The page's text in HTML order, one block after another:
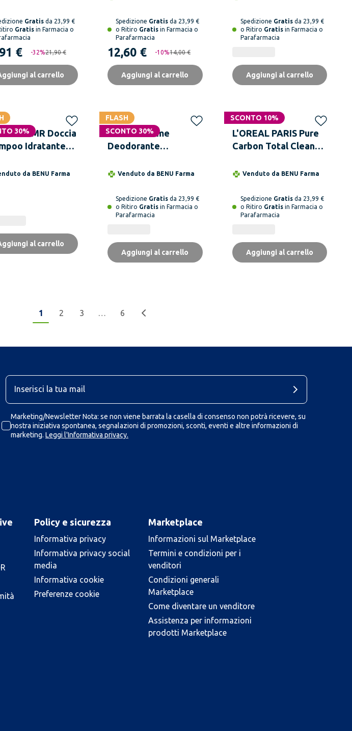
Gratisda 23,99 €
Gratisin Farmacia o
€ -32%21,90 €
al carrello
Spedizione Gratis da 23,99 €
o Ritiro Gratis in Farmacia o
Parafarmacia
12,60 € -10%14,00 €
Aggiungi al carrello
Spedizione Gratisda 23,99 €
o Ritiro Gratisin Farmacia o
Parafarmacia
Aggiungi al carrello
30% MR Doccia
Idratante
da BENU Farma
al carrello
FLASH
SCONTO 30%
VICHY Homme
Deodorante
Antimacchie 48H 50
Venduto da BENU Farma
Spedizione Gratis da 23,99 €
o Ritiro Gratis in Farmacia o
Parafarmacia
Aggiungi al carrello
SCONTO 10%
L'OREAL PARIS Pure
Carbon Total Clean
Formato XXXL
Venduto da BENU Farma
Spedizione Gratisda 23,99 €
o Ritiro Gratisin Farmacia o
Parafarmacia
Aggiungi al carrello
1 2 3 … 6
Marketing/Newsletter Nota: se non viene barrata la casella di consenso non potrà ricevere, su
nostra iniziativa spontanea, segnalazioni di promozioni, sconti, eventi e altre informazioni di
marketing. Leggi l'Informativa privacy.
Policy e sicurezza
Informativa privacy
Informativa privacy social
media
Informativa cookie
Preferenze cookie
Marketplace
Informazioni sul Marketplace
Termini e condizioni per i
venditori
Condizioni generali
Marketplace
Come diventare un venditore
Assistenza per informazioni
prodotti Marketplace